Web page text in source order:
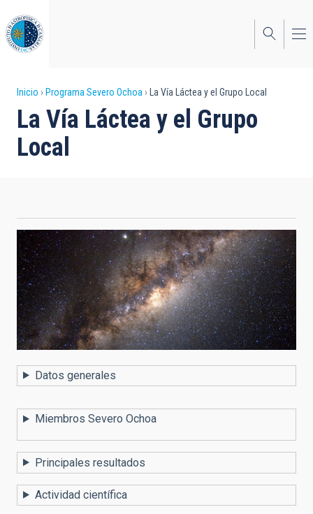
al
contenido
principal
Sobrescribir
enlaces
de
la
navegación
Inicio Programa Severo Ochoa La Vía Láctea y el Grupo Local
La Vía Láctea y el Grupo
Local
Datos generales
Miembros Severo Ochoa
Principales resultados
Actividad científica